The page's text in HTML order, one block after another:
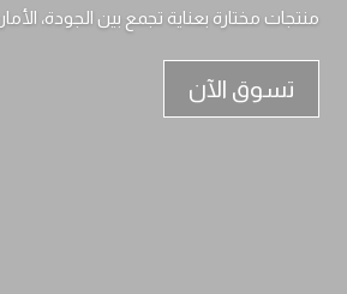
منتجات مختارة بعناية تجمع بين الجودة،
تسوق الآن